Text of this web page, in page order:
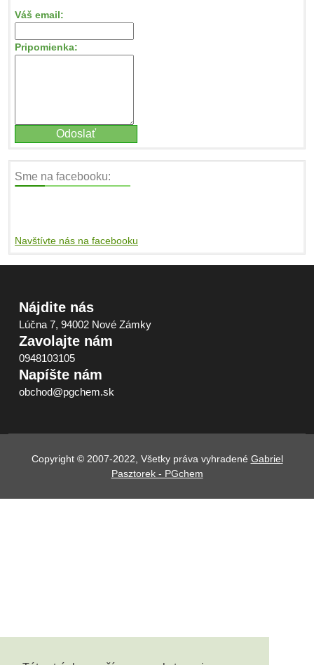
Váš email:
Pripomienka:
Sme na facebooku:
Navštívte nás na facebooku
Nájdite nás
Lúčna 7, 94002 Nové Zámky
Zavolajte nám
0948103105
Napíšte nám
obchod@pgchem.sk
Copyright © 2007-2022, Všetky práva vyhradené Gabriel
Pasztorek - PGchem